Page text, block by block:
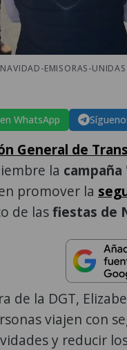
EMISORAS-
WhatsApp
General de
la
promover la
de lasfiestas de
de la DGT,
viajen con
y reducir